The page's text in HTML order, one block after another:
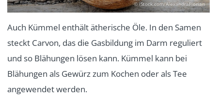
© iStock.com/AlexandraFlorian
Auch Kümmel enthält ätherische Öle. In den Samen
steckt Carvon, das die Gasbildung im Darm reguliert
und so Blähungen lösen kann. Kümmel kann bei
Blähungen als Gewürz zum Kochen oder als Tee
angewendet werden.